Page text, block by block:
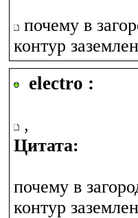
почему в
контур
electro :
,
Цитата:
почему в
контур